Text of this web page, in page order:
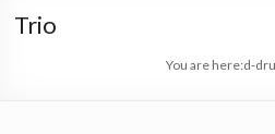
Trio
You are here:d-